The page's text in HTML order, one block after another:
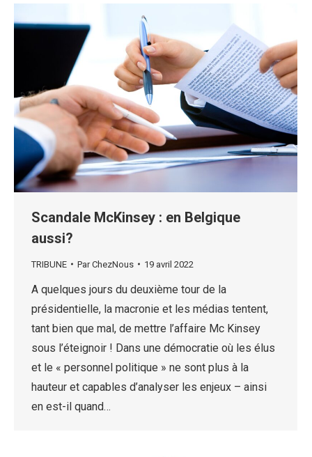
Scandale McKinsey : en Belgique
aussi?
TRIBUNE ParChezNous 19 avril 2022
A quelques jours du deuxième tour de la
présidentielle, la macronie et les médias tentent,
tant bien que mal, de mettre l’affaire Mc Kinsey
sous l’éteignoir ! Dans une démocratie où les élus
et le « personnel politique » ne sont plus à la
hauteur et capables d’analyser les enjeux – ainsi
en est-il quand…